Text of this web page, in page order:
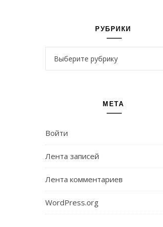
РУБРИКИ
МЕТА
Войти
Лента записей
Лента комментариев
WordPress.org